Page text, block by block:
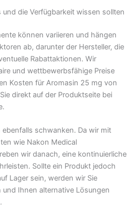
und die Verfügbarkeit wissen sollten
können variieren und hängen
ab, darunter der Hersteller, die
Rabattaktionen. Wir
und wettbewerbsfähige Preise
Kosten für Aromasin 25 mg von
direkt auf der Produktseite bei
ebenfalls schwanken. Da wir mit
wie Nakon Medical
wir danach, eine kontinuierliche
Sollte ein Produkt jedoch
Lager sein, werden wir Sie
Ihnen alternative Lösungen